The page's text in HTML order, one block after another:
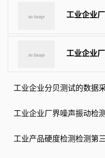
工业企业
工业企业
工业企业分贝测试的数据
工业企业厂界噪声振动检
工业产品硬度检测检测第